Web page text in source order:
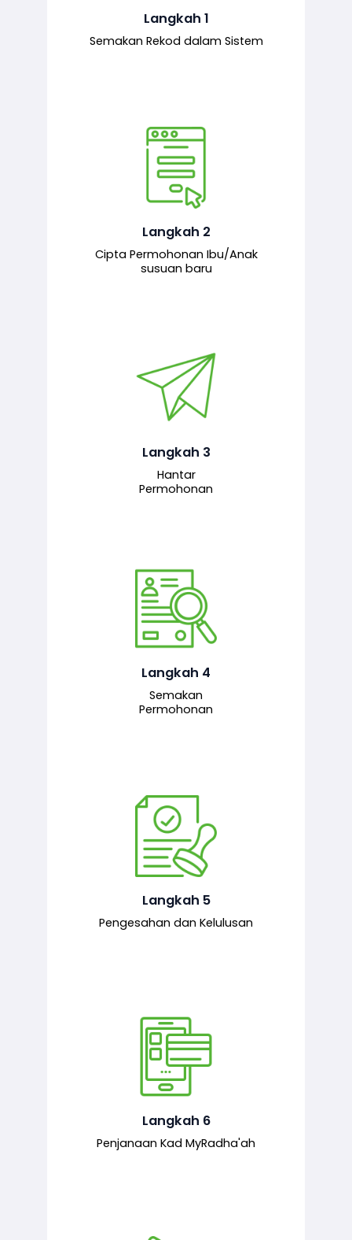
Langkah 1
Semakan Rekod dalam Sistem
Langkah 2
Cipta Permohonan Ibu/Anak
susuan baru
Pemohon mengisi borang
permohonan bagi pendaftaran
baharu melalui sistem.
Langkah 3
Hantar
Permohonan
Permohonan yang lengkap dihantar
untuk proses semakan dan
bertanggungjawab.
Langkah 4
Semakan
Permohonan
Pegawai penyemak menyemak
maklumat yang dikemukakan. Jika
semua maklumat adalah lengkap dan
kepada pegawai pelulus untuk
tindakan seterusnya.
Langkah 5
Pengesahan dan Kelulusan
Pegawai pelulus menilai permohonan
dan memberi pengesahan serta
kelulusan akhir sekiranya semuanya
mematuhi syarat ditetapkan.
Langkah 6
Penjanaan Kad MyRadha'ah
Setelah permohonan diluluskan, kad
MyRadha’ah akan dijana.